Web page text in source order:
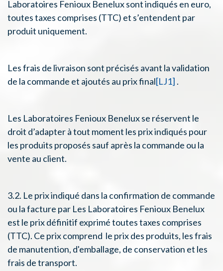
Laboratoires Fenioux Benelux sont indiqués en euro,
toutes taxes comprises (TTC) et s’entendent par
produit uniquement.
Les frais de livraison sont précisés avant la validation
de la commande et ajoutés au prixfinal[LJ1] .
Les Laboratoires Fenioux Benelux se réservent le
droit d’adapter à tout moment les prix indiqués pour
les produits proposés sauf après la commande ou la
vente au client.
3.2. Le prix indiqué dans la confirmation de commande
ou la facture par Les Laboratoires Fenioux Benelux
est le prix définitif exprimé toutes taxes comprises
(TTC). Ce prix comprend le prix des produits, les frais
de manutention, d'emballage, de conservation et les
frais de transport.